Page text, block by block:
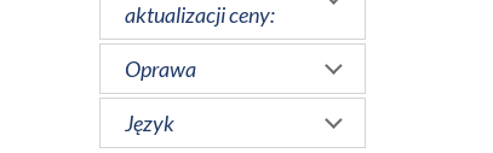
aktualizacji ceny:
Oprawa
Język